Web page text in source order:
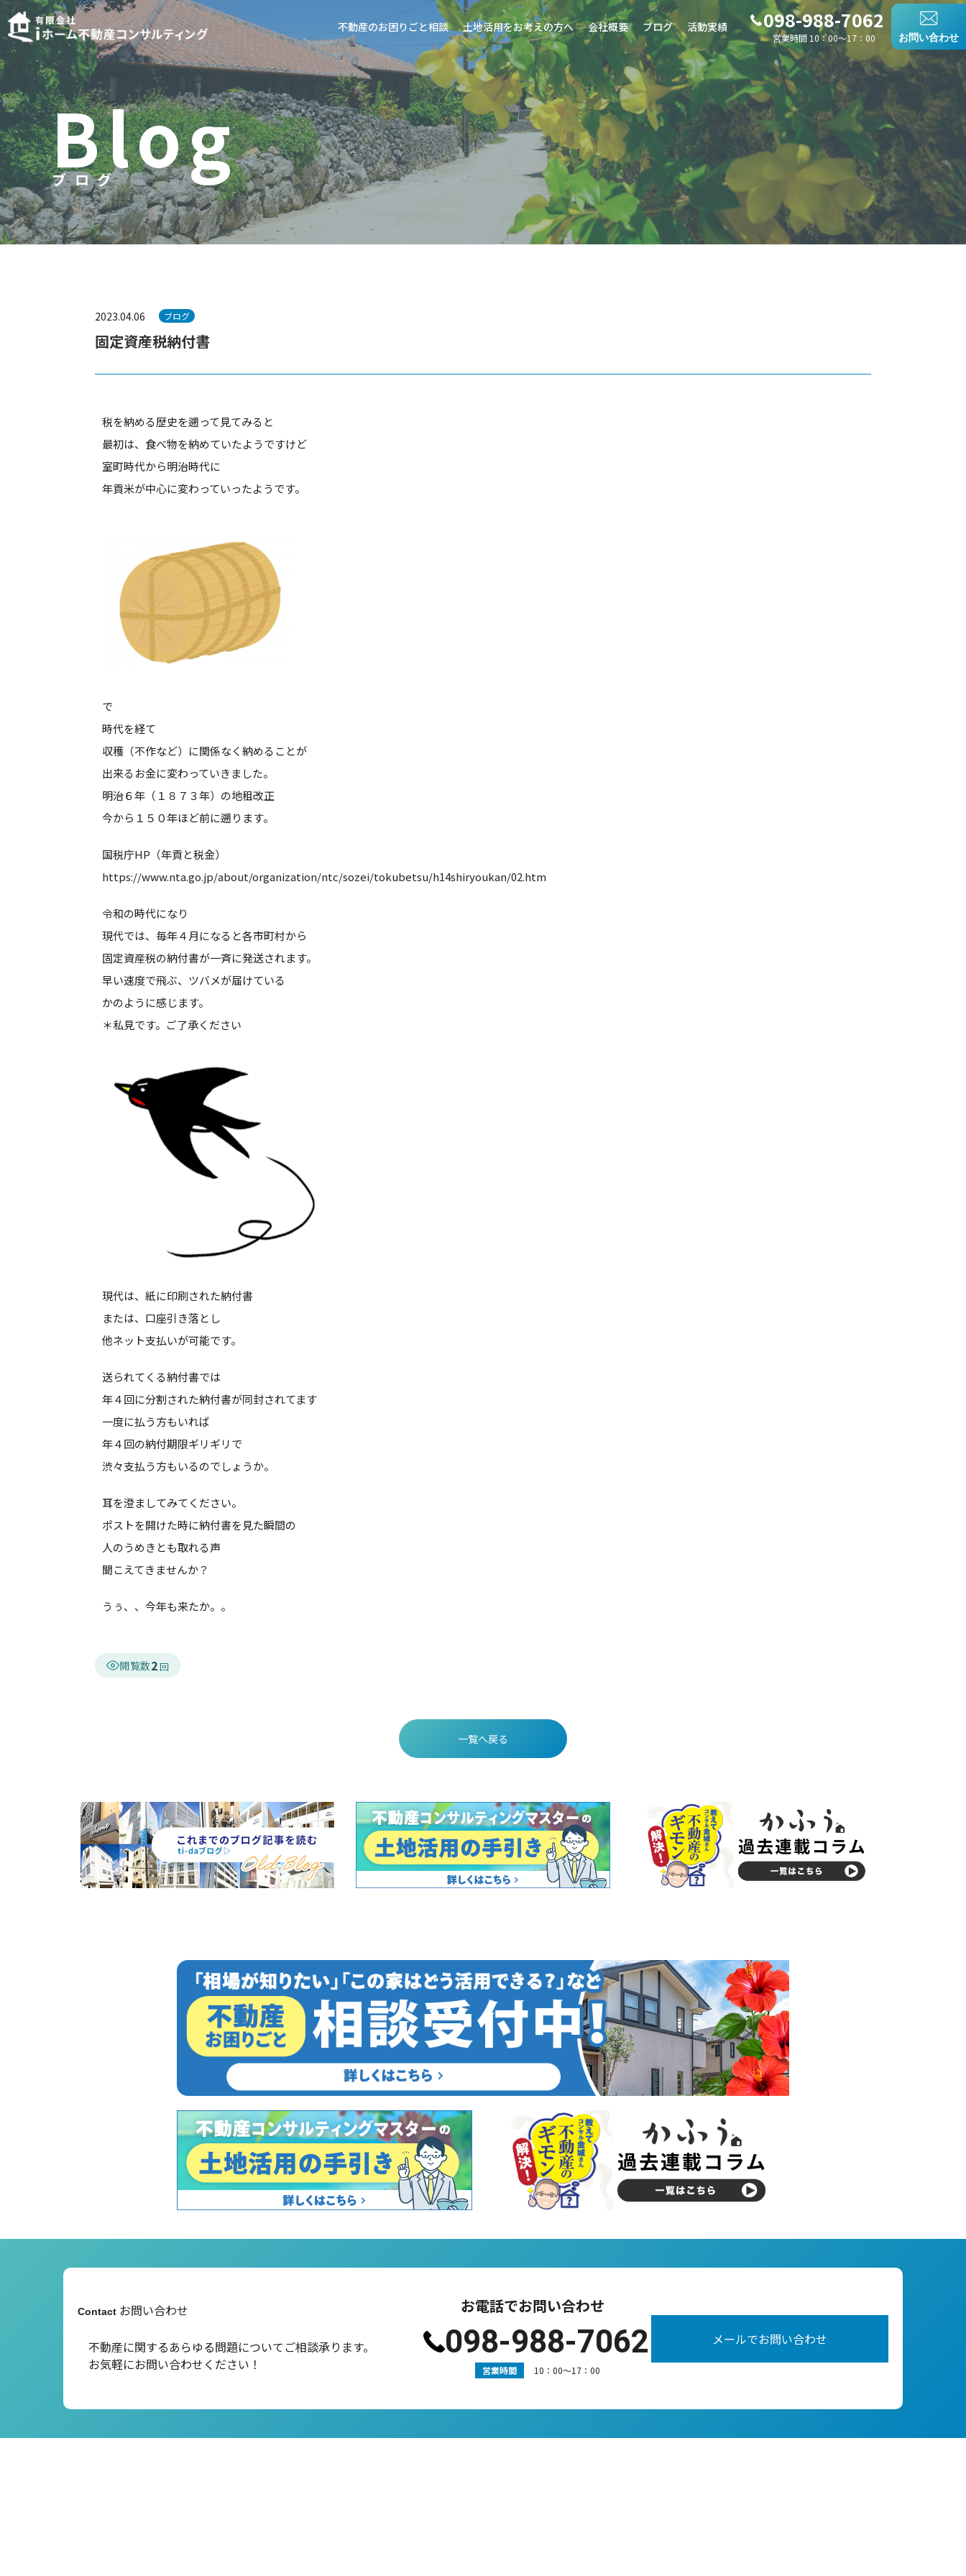
不動産のお困りごと相談 土地活用をお考えの方へ 会社概要 ブログ 活動実績 098-988-7062
営業時間 10：00〜17：00 お問い合わせ
Blog
ブログ
ブ ロ グ
固定資産税納付書
2023.04.06 ブログ
税を納める歴史を遡って見てみると
最初は、食べ物を納めていたようですけど
室町時代から明治時代に
年貢米が中心に変わっていったようです。
で
時代を経て
収穫（不作など）に関係なく納めることが
出来るお金に変わっていきました。
明治６年（１８７３年）の地租改正
今から１５０年ほど前に遡ります。
国税庁HP（年貢と税金）
https://www.nta.go.jp/about/organization/ntc/sozei/tokubetsu/h14shiryoukan/02.htm
令和の時代になり
現代では、毎年４月になると各市町村から
固定資産税の納付書が一斉に発送されます。
早い速度で飛ぶ、ツバメが届けている
かのように感じます。
＊私見です。ご了承ください
現代は、紙に印刷された納付書
または、口座引き落とし
他ネット支払いが可能です。
送られてくる納付書では
年４回に分割された納付書が同封されてます
一度に払う方もいれば
年４回の納付期限ギリギリで
渋々支払う方もいるのでしょうか。
耳を澄ましてみてください。
ポストを開けた時に納付書を見た瞬間の
人のうめきとも取れる声
聞こえてきませんか？
うぅ、、今年も来たか。。
閲覧数2
一覧へ戻る
Contact お問い合わせ
不動産に関するあらゆる問題についてご相談承ります。
お気軽にお問い合わせください！
お電話でお問い合わせ
098-988-7062
営業時間 10：00〜17：00
メールでお問い合わせ